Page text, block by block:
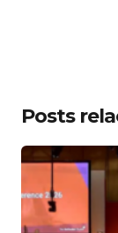
Posts